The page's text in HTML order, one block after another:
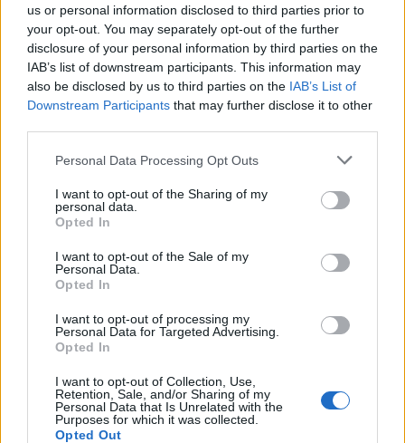
us or personal information disclosed to third parties prior to
your opt-out. You may separately opt-out of the further
disclosure of your personal information by third parties on the
IAB’s list of downstream participants. This information may
also be disclosed by us to third parties on the IAB’s List of
Downstream Participants that may further disclose it to other
Please note that this website/app uses one or more Google
not limited to your visit or usage behaviour. You may click to
grant or deny consent to Google and its third-party tags to
use your data for below specified purposes in below Google
consent section.
Personal Data Processing Opt Outs
I want to opt-out of the Sharing of my
personal data.
Opted In
I want to opt-out of the Sale of my
Personal Data.
Opted In
I want to opt-out of processing my
Personal Data for Targeted Advertising.
Opted In
I want to opt-out of Collection, Use,
Retention, Sale, and/or Sharing of my
Personal Data that Is Unrelated with the
Purposes for which it was collected.
Opted Out
δουν τη ζωή από άλλη οπτική γωνία και να
προσαρμόσουν τη δουλειά τους στις ανάγκες των
ηλικιωμένων. Εξάλλου, δεν υπάρχει καλύτερος
τρόπος για να αντιληφθείς τα προβλήματα του άλλου,
από το να έρθεις στη θέση του έστω και με αυτόν τον
τρόπο.